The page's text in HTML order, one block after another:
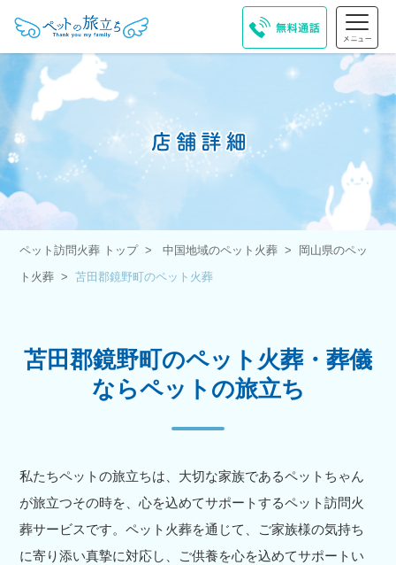
ペット訪問火葬 トップ 中国地域のペット火葬
岡山県のペッ
ト火葬
苫田郡鏡野町のペット火葬
苫田郡鏡野町のペット火葬・葬儀
ならペットの旅立ち
私たちペットの旅立ちは、大切な家族であるペットちゃん
が旅立つその時を、心を込めてサポートするペット訪問火
葬サービスです。ペット火葬を通じて、ご家族様の気持ち
に寄り添い真摯に対応し、ご供養を心を込めてサポートい